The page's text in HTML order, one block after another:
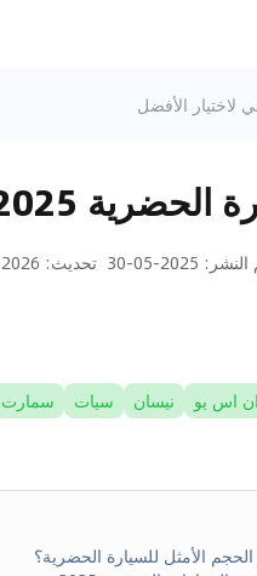
عملي لاختيار الأفضل
النشر :
2025-05-30 تحديث:
2026-07-31
ان اس يو نيسان سيات سمارت
الحجم الأمثل للسيارة الحضرية؟